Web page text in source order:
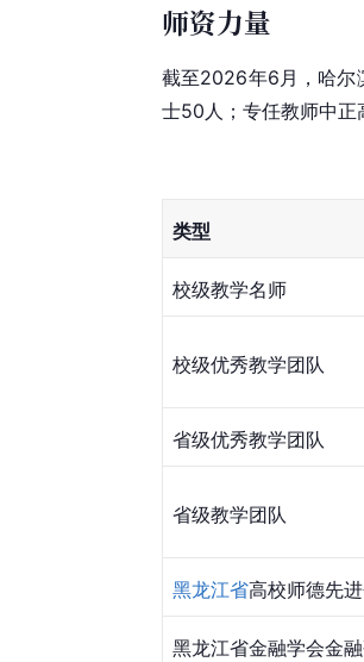
师资力量
截至2026年6月，哈尔
士50人；专任教师中正
类型
校级教学名师
校级优秀教学团队
省级优秀教学团队
省级教学团队
黑龙江省高校师德先
黑龙江省金融学会金